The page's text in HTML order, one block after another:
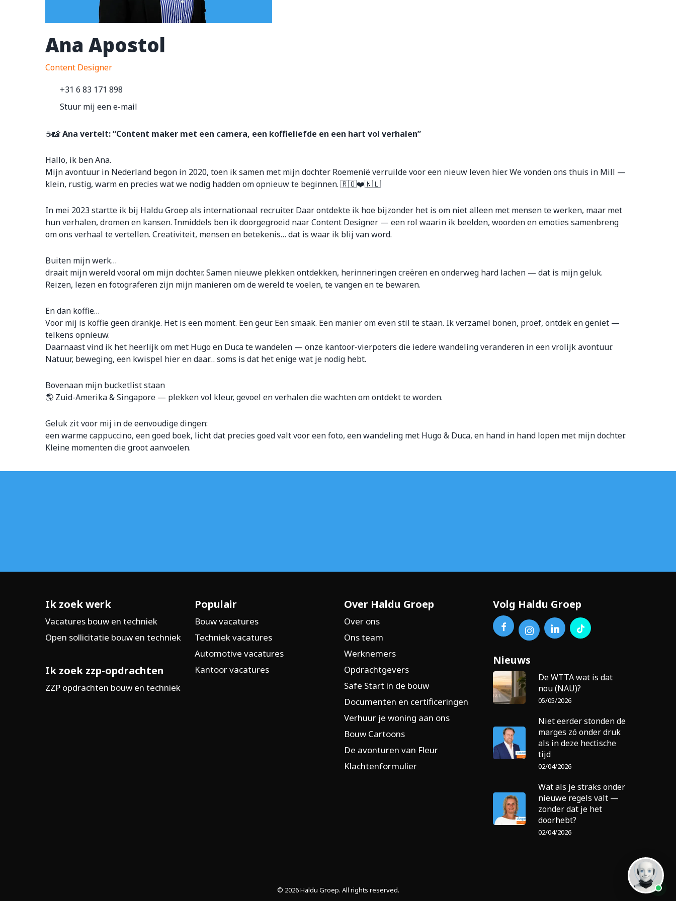
Ana Apostol
Content Designer
+31 6 83 171 898
Stuur mij een e-mail
☕📸Ana vertelt: “Content maker met een camera, een koffieliefde en een hart vol verhalen”
Hallo, ik ben Ana.
Mijn avontuur in Nederland begon in 2020, toen ik samen met mijn dochter Roemenië verruilde voor een nieuw leven hier. We vonden ons thuis in Mill —
klein, rustig, warm en precies wat we nodig hadden om opnieuw te beginnen. 🇷🇴❤️🇳🇱
In mei 2023 startte ik bij Haldu Groep als internationaal recruiter. Daar ontdekte ik hoe bijzonder het is om niet alleen met mensen te werken, maar met
hun verhalen, dromen en kansen. Inmiddels ben ik doorgegroeid naar Content Designer — een rol waarin ik beelden, woorden en emoties samenbreng
om ons verhaal te vertellen. Creativiteit, mensen en betekenis… dat is waar ik blij van word.
Buiten mijn werk…
draait mijn wereld vooral om mijn dochter. Samen nieuwe plekken ontdekken, herinneringen creëren en onderweg hard lachen — dat is mijn geluk.
Reizen, lezen en fotograferen zijn mijn manieren om de wereld te voelen, te vangen en te bewaren.
En dan koffie…
Voor mij is koffie geen drankje. Het is een moment. Een geur. Een smaak. Een manier om even stil te staan. Ik verzamel bonen, proef, ontdek en geniet —
telkens opnieuw.
Daarnaast vind ik het heerlijk om met Hugo en Duca te wandelen — onze kantoor-vierpoters die iedere wandeling veranderen in een vrolijk avontuur.
Natuur, beweging, een kwispel hier en daar… soms is dat het enige wat je nodig hebt.
Bovenaan mijn bucketlist staan
🌎 Zuid-Amerika & Singapore — plekken vol kleur, gevoel en verhalen die wachten om ontdekt te worden.
Geluk zit voor mij in de eenvoudige dingen:
een warme cappuccino, een goed boek, licht dat precies goed valt voor een foto, een wandeling met Hugo & Duca, en hand in hand lopen met mijn dochter.
Kleine momenten die groot aanvoelen.
Ik zoek werk
Vacatures bouw en techniek
Open sollicitatie bouw en techniek
Ik zoek zzp-opdrachten
ZZP opdrachten bouw en techniek
Populair
Bouw vacatures
Techniek vacatures
Automotive vacatures
Kantoor vacatures
Over Haldu Groep
Over ons
Ons team
Werknemers
Opdrachtgevers
Safe Start in de bouw
Documenten en certificeringen
Verhuur je woning aan ons
Bouw Cartoons
De avonturen van Fleur
Klachtenformulier
Volg Haldu Groep
Nieuws
De WTTA wat is dat
nou (NAU)?
05/05/2026
Niet eerder stonden de
marges zó onder druk
als in deze hectische
tijd
02/04/2026
Wat als je straks onder
nieuwe regels valt —
zonder dat je het
doorhebt?
02/04/2026
© 2026 Haldu Groep. All rights reserved.